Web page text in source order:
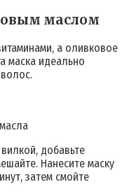
маслом
а оливковое
маска идеально
добавьте
Нанесите маску
затем смойте